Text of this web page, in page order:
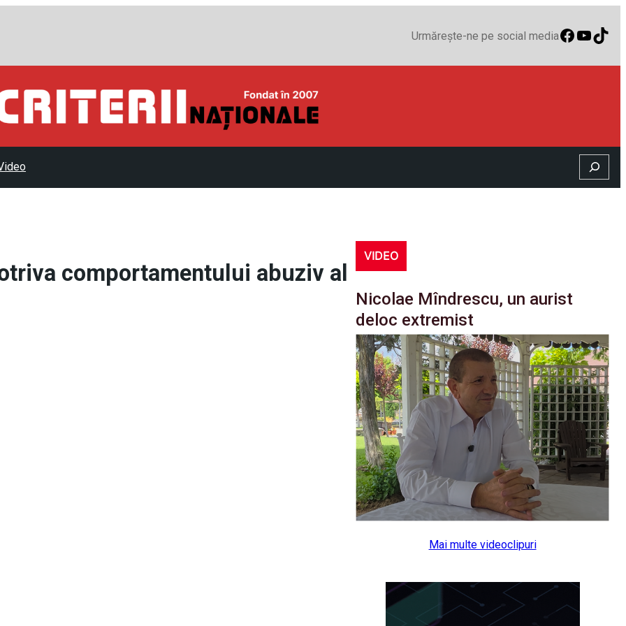
Urmărește-ne pe social media
Search
comportamentului abuziv al
VIDEO
Nicolae Mîndrescu, un aurist
deloc extremist
Mai multe videoclipuri